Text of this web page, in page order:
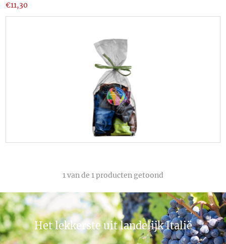
€11,30
1 van de 1 producten getoond
Het lekkerste uit landelijk Italië